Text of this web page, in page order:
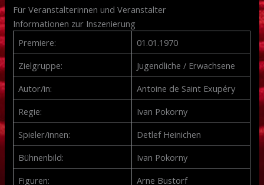
Für Veranstalterinnen und Veranstalter
Informationen zur Inszenierung
Premiere:
01.01.1970
Zielgruppe:
Jugendliche / Erwachsene
Autor/in:
Antoine de Saint Exupéry
Regie:
Ivan Pokorny
Spieler/innen:
Detlef Heinichen
Bühnenbild:
Ivan Pokorny
Figuren:
Arne Bustorf